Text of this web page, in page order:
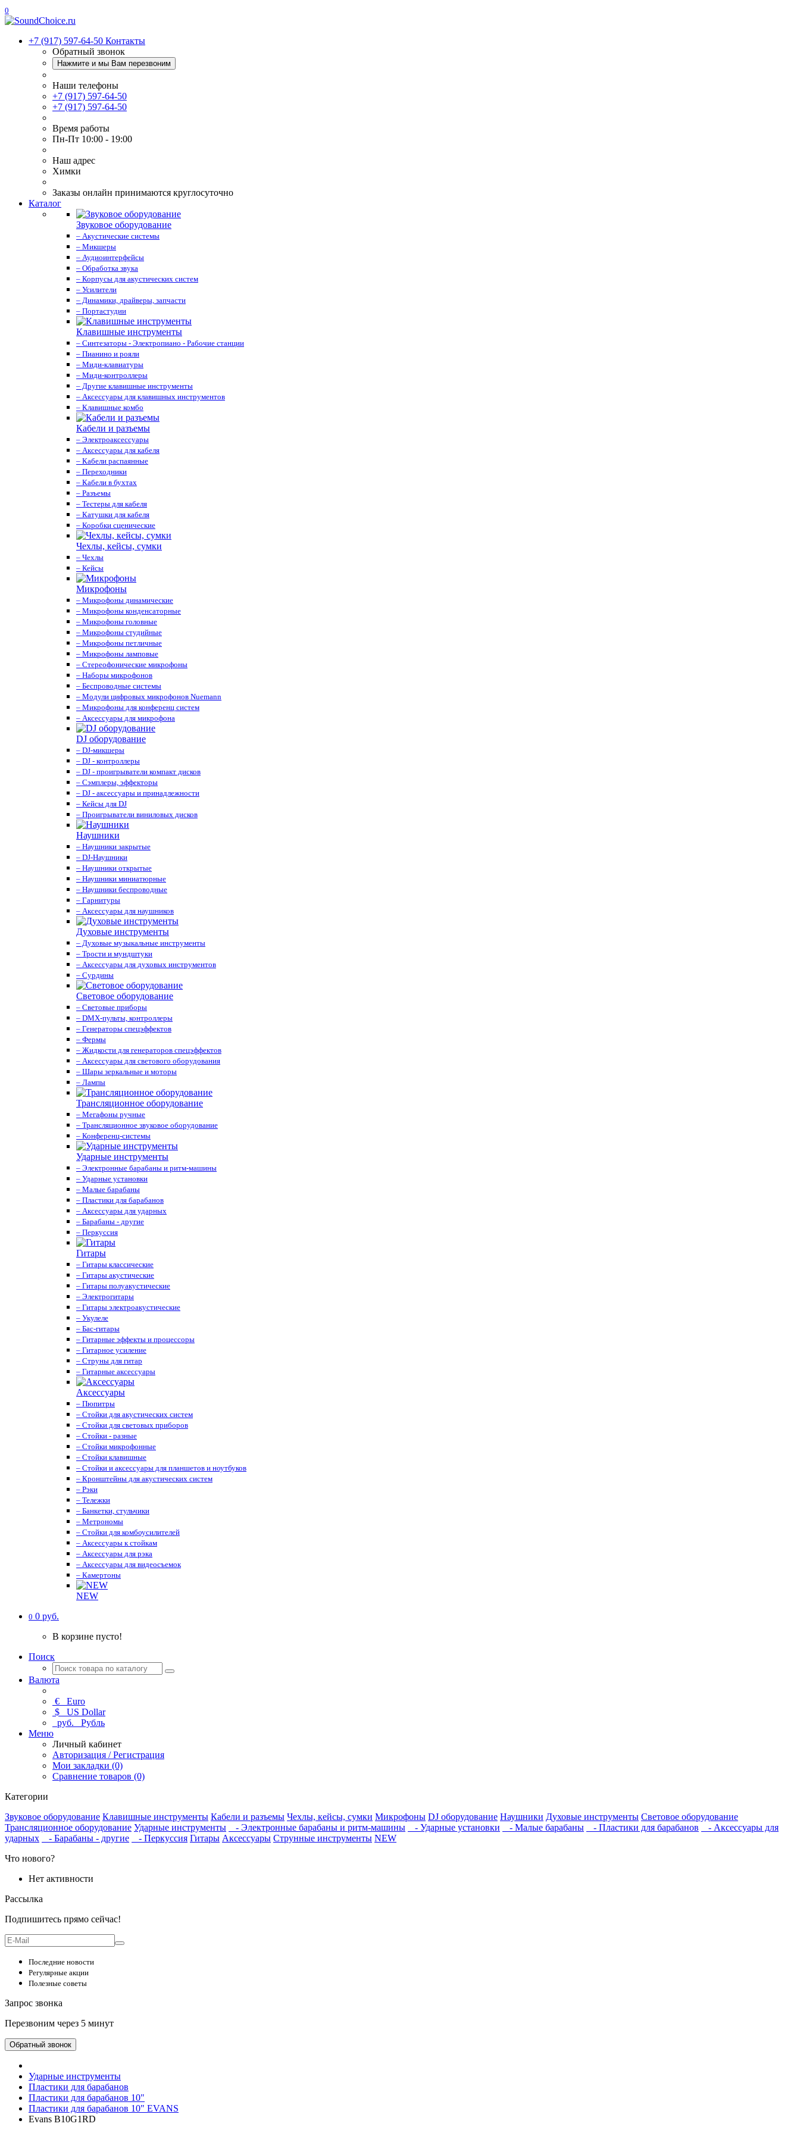
0
+7 (917) 597-64-50 Контакты
Обратный звонок
Нажмите и мы Вам перезвоним
Наши телефоны
+7 (917) 597-64-50
+7 (917) 597-64-50
Время работы
Пн-Пт 10:00 - 19:00
Наш адрес
Химки
Заказы онлайн принимаются круглосуточно
Каталог
Звуковое оборудование
– Акустические системы
– Микшеры
– Аудиоинтерфейсы
– Обработка звука
– Корпусы для акустических систем
– Усилители
– Динамики, драйверы, запчасти
– Портастудии
Клавишные инструменты
– Синтезаторы - Электропиано - Рабочие станции
– Пианино и рояли
– Миди-клавиатуры
– Миди-контроллеры
– Другие клавишные инструменты
– Аксессуары для клавишных инструментов
– Клавишные комбо
Кабели и разъемы
– Электроаксессуары
– Аксессуары для кабеля
– Кабели распаянные
– Переходники
– Кабели в бухтах
– Разъемы
– Тестеры для кабеля
– Катушки для кабеля
– Коробки сценические
Чехлы, кейсы, сумки
– Чехлы
– Кейсы
Микрофоны
– Микрофоны динамические
– Микрофоны конденсаторные
– Микрофоны головные
– Микрофоны студийные
– Микрофоны петличные
– Микрофоны ламповые
– Стереофонические микрофоны
– Наборы микрофонов
– Беспроводные системы
– Модули цифровых микрофонов Nuemann
– Микрофоны для конференц систем
– Аксессуары для микрофона
DJ оборудование
– DJ-микшеры
– DJ - контроллеры
– DJ - проигрыватели компакт дисков
– Сэмплеры, эффекторы
– DJ - аксессуары и принадлежности
– Кейсы для DJ
– Проигрыватели виниловых дисков
Наушники
– Наушники закрытые
– DJ-Наушники
– Наушники открытые
– Наушники миниатюрные
– Наушники беспроводные
– Гарнитуры
– Аксессуары для наушников
Духовые инструменты
– Духовые музыкальные инструменты
– Трости и мундштуки
– Аксессуары для духовых инструментов
– Сурдины
Световое оборудование
– Световые приборы
– DMX-пульты, контроллеры
– Генераторы спецэффектов
– Фермы
– Жидкости для генераторов спецэффектов
– Аксессуары для светового оборудования
– Шары зеркальные и моторы
– Лампы
Трансляционное оборудование
– Мегафоны ручные
– Трансляционное звуковое оборудование
– Конференц-системы
Ударные инструменты
– Электронные барабаны и ритм-машины
– Ударные установки
– Малые барабаны
– Пластики для барабанов
– Аксессуары для ударных
– Барабаны - другие
– Перкуссия
Гитары
– Гитары классические
– Гитары акустические
– Гитары полуакустические
– Электрогитары
– Гитары электроакустические
– Укулеле
– Бас-гитары
– Гитарные эффекты и процессоры
– Гитарное усиление
– Струны для гитар
– Гитарные аксессуары
Аксессуары
– Пюпитры
– Стойки для акустических систем
– Стойки для световых приборов
– Стойки - разные
– Стойки микрофонные
– Стойки клавишные
– Стойки и аксессуары для планшетов и ноутбуков
– Кронштейны для акустических систем
– Рэки
– Тележки
– Банкетки, стульчики
– Метрономы
– Стойки для комбоусилителей
– Аксессуары к стойкам
– Аксессуары для рэка
– Аксессуары для видеосъемок
– Камертоны
NEW
0 0 руб.
В корзине пусто!
Поиск
Валюта
€ Euro
$ US Dollar
руб. Рубль
Меню
Личный кабинет
Авторизация / Регистрация
Мои закладки (0)
Сравнение товаров (0)
Категории
Звуковое оборудование Клавишные инструменты Кабели и разъемы Чехлы, кейсы, сумки Микрофоны DJ оборудование Наушники Духовые инструменты Световое оборудование
Трансляционное оборудование Ударные инструменты - Электронные барабаны и ритм-машины - Ударные установки - Малые барабаны - Пластики для барабанов
- Аксессуары для
ударных
- Барабаны - другие - Перкуссия Гитары Аксессуары Струнные инструменты NEW
Что нового?
Нет активности
Рассылка
Подпишитесь прямо сейчас!
Последние новости
Регулярные акции
Полезные советы
Запрос звонка
Перезвоним через 5 минут
Обратный звонок
Ударные инструменты
Пластики для барабанов
Пластики для барабанов 10"
Пластики для барабанов 10" EVANS
Evans B10G1RD